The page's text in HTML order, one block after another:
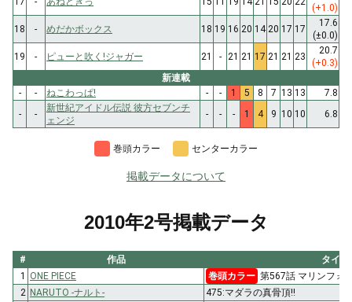
(+1.0)
18
- めだかボックス 18 19 16 20 14 20 17 17
17.6
(±0.0)
19
- ピューと吹く!ジャガー 21 - 21 21 17 21 21 23
20.7
(+0.3)
新連載
-
- ねこわっぱ! - - 1 5 8 7 13 13
7.8
-
-
新世紀アイドル伝説 彼方セブンチ
ェンジ
- - - 1 4 9 10 10 6.8
巻頭カラー センターカラー
掲載データについて
2010年2号掲載データ
# 作品
タイト
1
ONE PIECE 巻頭カラー 第567話 マリンフォ
2 NARUTO -ナルト-
475:マダラの真骨頂!!